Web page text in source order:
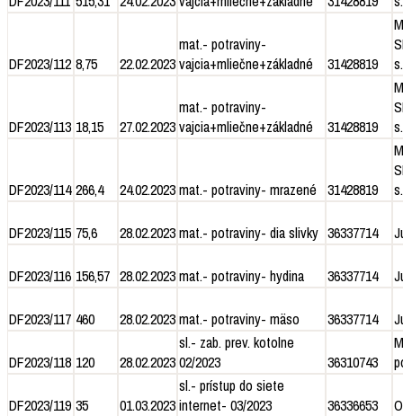
DF2023/112 8,75 22.02.2023
mat.- potraviny-
vajcia+mliečne+základné
31428819
DF2023/113 18,15 27.02.2023
mat.- potraviny-
vajcia+mliečne+základné
31428819
DF2023/114 266,4 24.02.2023mat.- potraviny- mrazené 31428819
DF2023/115 75,6 28.02.2023mat.- potraviny- dia slivky 36337714
DF2023/116 156,57 28.02.2023mat.- potraviny- hydina 36337714
DF2023/117 460 28.02.2023mat.- potraviny- mäso 36337714
DF2023/118 120 28.02.2023
sl.- zab. prev. kotolne
02/2023
36310743
DF2023/119 35 01.03.2023
sl.- prístup do siete
internet- 03/2023
36336653